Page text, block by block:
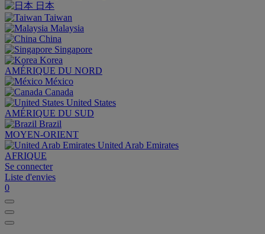
日本
Taiwan
Malaysia
China
Singapore
Korea
AMÉRIQUE DU NORD
México
Canada
United States
AMÉRIQUE DU SUD
Brazil
MOYEN-ORIENT
United Arab Emirates
AFRIQUE
Se connecter
Liste d'envies
0